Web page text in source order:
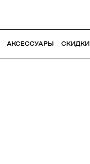
АКСЕССУАРЫ СКИДКИ